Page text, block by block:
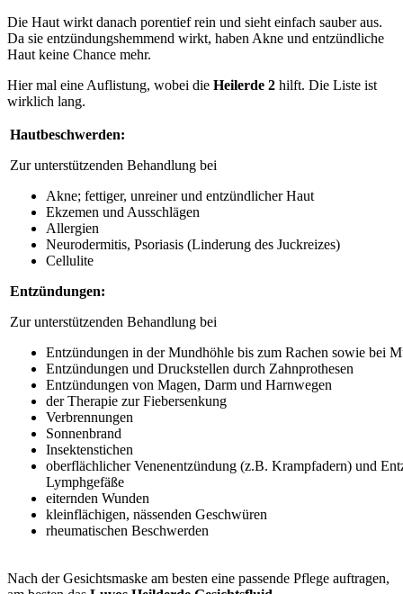
Die Haut wirkt danach porentief rein und sieht einfach sauber aus.
Da sie entzündungshemmend wirkt, haben Akne und entzündliche
Haut keine Chance mehr.
Hier mal eine Auflistung, wobei die Heilerde 2 hilft. Die Liste ist
wirklich lang.
Hautbeschwerden:
Zur unterstützenden Behandlung bei
Akne; fettiger, unreiner und entzündlicher Haut
Ekzemen und Ausschlägen
Allergien
Neurodermitis, Psoriasis (Linderung des Juckreizes)
Cellulite
Entzündungen:
Zur unterstützenden Behandlung bei
Entzündungen in der Mundhöhle bis zum Rachen sowie bei
Entzündungen und Druckstellen durch Zahnprothesen
Entzündungen von Magen, Darm und Harnwegen
der Therapie zur Fiebersenkung
Verbrennungen
Sonnenbrand
Insektenstichen
oberflächlicher Venenentzündung (z.B. Krampfadern) und
Lymphgefäße
eiternden Wunden
kleinflächigen, nässenden Geschwüren
rheumatischen Beschwerden
Nach der Gesichtsmaske am besten eine passende Pflege auftragen,